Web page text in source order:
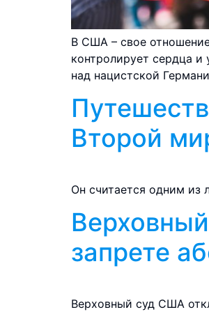
В США – свое
контролирует сердца
над нацистской
Второй
Он считается одним из
запрете
Верховный суд США